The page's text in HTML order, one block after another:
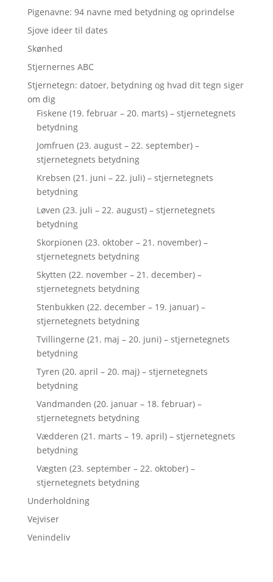
Pigenavne: 94 navne med betydning og oprindelse
Sjove ideer til dates
Skønhed
Stjernernes ABC
Stjernetegn: datoer, betydning og hvad dit tegn siger
om dig
Fiskene (19. februar – 20. marts) – stjernetegnets
betydning
Jomfruen (23. august – 22. september) –
stjernetegnets betydning
Krebsen (21. juni – 22. juli) – stjernetegnets
betydning
Løven (23. juli – 22. august) – stjernetegnets
betydning
Skorpionen (23. oktober – 21. november) –
stjernetegnets betydning
Skytten (22. november – 21. december) –
stjernetegnets betydning
Stenbukken (22. december – 19. januar) –
stjernetegnets betydning
Tvillingerne (21. maj – 20. juni) – stjernetegnets
betydning
Tyren (20. april – 20. maj) – stjernetegnets
betydning
Vandmanden (20. januar – 18. februar) –
stjernetegnets betydning
Vædderen (21. marts – 19. april) – stjernetegnets
betydning
Vægten (23. september – 22. oktober) –
stjernetegnets betydning
Underholdning
Vejviser
Venindeliv